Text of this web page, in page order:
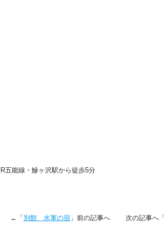
五能線・鰺ヶ沢駅から徒歩5分
←「 別館 水軍の宿」前の記事へ 次の記事へ「